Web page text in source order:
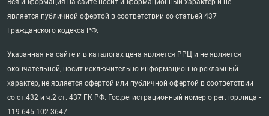
Вся информация на сайте носит информационный характер и не
является публичной офертой в соответствии со статьей 437
Гражданского кодекса РФ.
Указанная на сайте и в каталогах цена является РРЦ и не является
окончательной, носит исключительно информационно-рекламный
характер, не является офертой или публичной офертой в соответствии
со ст.432 и ч.2 ст. 437 ГК РФ. Гос.регистрационный номер о рег. юр.лица -
119 645 102 3647.